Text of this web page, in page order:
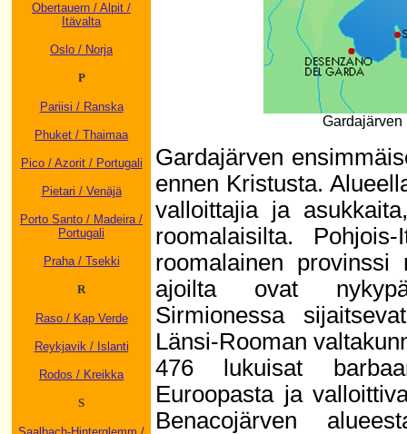
Obertauern / Alpit /
Itävalta
Oslo / Norja
P
Pariisi / Ranska
Phuket / Thaimaa
Pico / Azorit / Portugali
Pietari / Venäjä
Porto Santo / Madeira /
Portugali
Praha / Tsekki
R
Raso / Kap Verde
Reykjavik / Islanti
Rodos / Kreikka
S
Gardajärven
Gardajärven
ennen Kristusta.
valloittajia ja
roomalaisilta.
roomalainen
ajoilta ovat
Sirmionessa
Länsi-Rooman
476 lukuisat
Euroopasta ja
Benacojärven